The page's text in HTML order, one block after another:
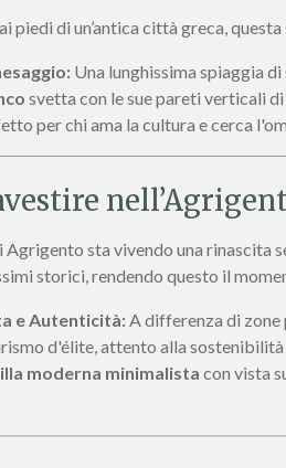
piedi di un’antica città greca,
Una lunghissima spiaggia
svetta con le sue pareti verticali
per chi ama la cultura e cerca
Agrigento sta vivendo una rinascita
storici, rendendo questo il
e Autenticità: A differenza di
d'élite, attento alla
moderna minimalista con vista